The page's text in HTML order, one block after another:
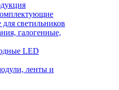
светильников
галогенные,
LED
ленты и